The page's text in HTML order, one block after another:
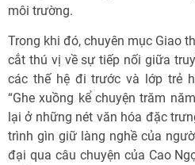
môi trường.
Trong khi đó, chuyên mục Giao
cắt thú vị về sự tiếp nối giữa
các thế hệ đi trước và lớp trẻ
“Ghe xuồng kể chuyện trăm
lại ở những nét văn hóa đặc
trình gìn giữ làng nghề của
đại qua câu chuyện của Cao